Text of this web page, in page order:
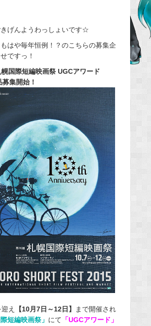
e
げんようわっしょいです☆
はや毎年恒例！？のこちらの募集企
ですっ！
幌国際短編映画祭 UGCアワード
集開始！
え 【10月7日～12日】
まで開催され
短編映画祭」 にて 「UGCアワード」